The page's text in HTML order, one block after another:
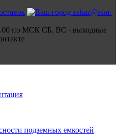
zakaz@rsm-
по МСК СБ, ВС - выходные
подземных емкостей